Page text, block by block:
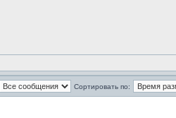
Сортировать по: